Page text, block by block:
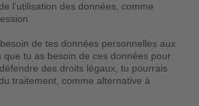
l’utilisation des données, comme
de tes données personnelles aux
que tu as besoin de ces données pour
des droits légaux, tu pourrais
traitement, comme alternative à